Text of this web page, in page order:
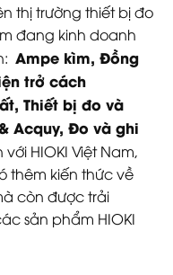
thị trường thiết bị đo
đang kinh doanh
Ampe kìm, Đồng
trở cách
Thiết bị đo và
Acquy, Đo và ghi
HIOKI Việt Nam,
thêm kiến thức về
còn được trải
sản phẩm HIOKI